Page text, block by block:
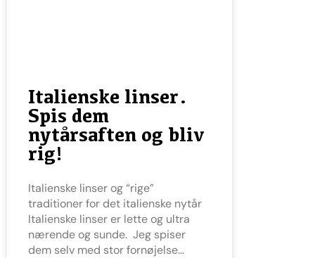
Italienske linser.
Spis dem
nytårsaften og bliv
rig!
Italienske linser og “rige”
traditioner for det italienske nytår
Italienske linser er lette og ultra
nærende og sunde. Jeg spiser
dem selv med stor fornøjelse